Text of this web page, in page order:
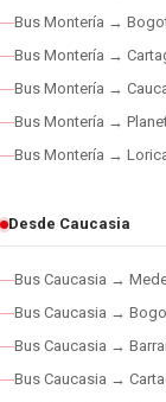
Bus Montería →
Bus Montería →
Bus Montería →
Bus Montería →
Bus Montería →
Desde Caucasia
Bus Caucasia →
Bus Caucasia →
Bus Caucasia →
Bus Caucasia →